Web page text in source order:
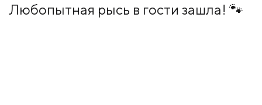
Любопытная рысь в гости зашла! 🐾